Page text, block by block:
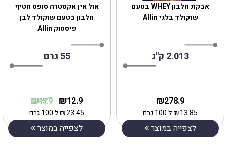
אול אין אקסטרה סופט חטיף
חלבון בטעם שוקולד לבן
פיסטוק Allin
55 גרם
12.9
₪
15.9
₪
23.45
₪ל 100 גרם
לצפייה במוצר
אבקת חלבון WHEY בטעם
שוקולד בלגי Allin
2.013 ק"ג
278.9
₪
13.85
₪ל 100 גרם
לצפייה במוצר